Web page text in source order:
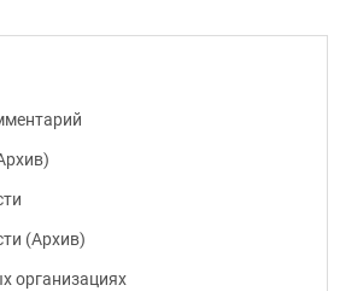
(Архив)
организациях